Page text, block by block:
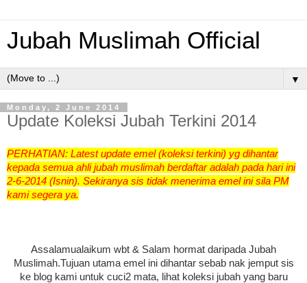
Jubah Muslimah Official
▼
Monday, 2 June 2014
Update Koleksi Jubah Terkini 2014
PERHATIAN: Latestupdate emel (koleksi terkini) yg dihantar
kepada semua ahli jubah muslimah berdaftar adalah pada hari ini
2-6-2014 (Isnin). Sekiranya sis tidak menerima emel ini sila PM
kami segera ya.
Assalamualaikum wbt & Salam hormat daripada Jubah
Muslimah.Tujuan utama emel ini dihantar sebab nak jemput sis
ke blog kami untuk cuci2 mata, lihat koleksi jubah yang baru